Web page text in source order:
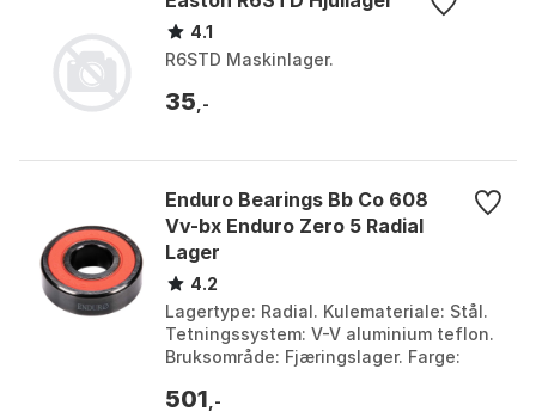
4.1
R6STD Maskinlager.
35 ,-
Enduro Bearings Bb Co 608
Vv-bx Enduro Zero 5 Radial
Lager
4.2
Lagertype: Radial. Kulemateriale: Stål.
Tetningssystem: V-V aluminium teflon.
Bruksområde: Fjæringslager. Farge:
501 ,-